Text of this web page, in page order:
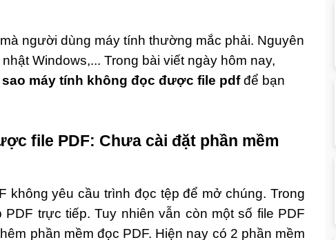
người dùng máy tính thường mắc phải. Nguyên
Windows,... Trong bài viết ngày hôm nay,
sao máy tính không đọc được file pdfđể bạn
file PDF: Chưa cài đặt phần mềm
không yêu cầu trình đọc tệp để mở chúng. Trong
trực tiếp. Tuy nhiên vẫn còn một số file PDF
phần mềm đọc PDF. Hiện nay có 2 phần mềm